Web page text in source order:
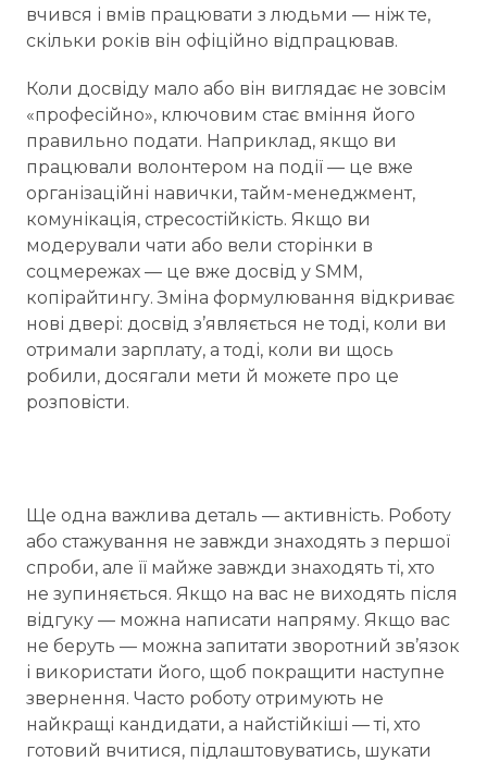
вчився і вмів працювати з людьми — ніж те,
скільки років він офіційно відпрацював.
Коли досвіду мало або він виглядає не зовсім
«професійно», ключовим стає вміння його
правильно подати. Наприклад, якщо ви
працювали волонтером на події — це вже
організаційні навички, тайм-менеджмент,
комунікація, стресостійкість. Якщо ви
модерували чати або вели сторінки в
соцмережах — це вже досвід у SMM,
копірайтингу. Зміна формулювання відкриває
нові двері: досвід з’являється не тоді, коли ви
отримали зарплату, а тоді, коли ви щось
робили, досягали мети й можете про це
розповісти.
Ще одна важлива деталь — активність. Роботу
або стажування не завжди знаходять з першої
спроби, але її майже завжди знаходять ті, хто
не зупиняється. Якщо на вас не виходять після
відгуку — можна написати напряму. Якщо вас
не беруть — можна запитати зворотний зв’язок
і використати його, щоб покращити наступне
звернення. Часто роботу отримують не
найкращі кандидати, а найстійкіші — ті, хто
готовий вчитися, підлаштовуватись, шукати